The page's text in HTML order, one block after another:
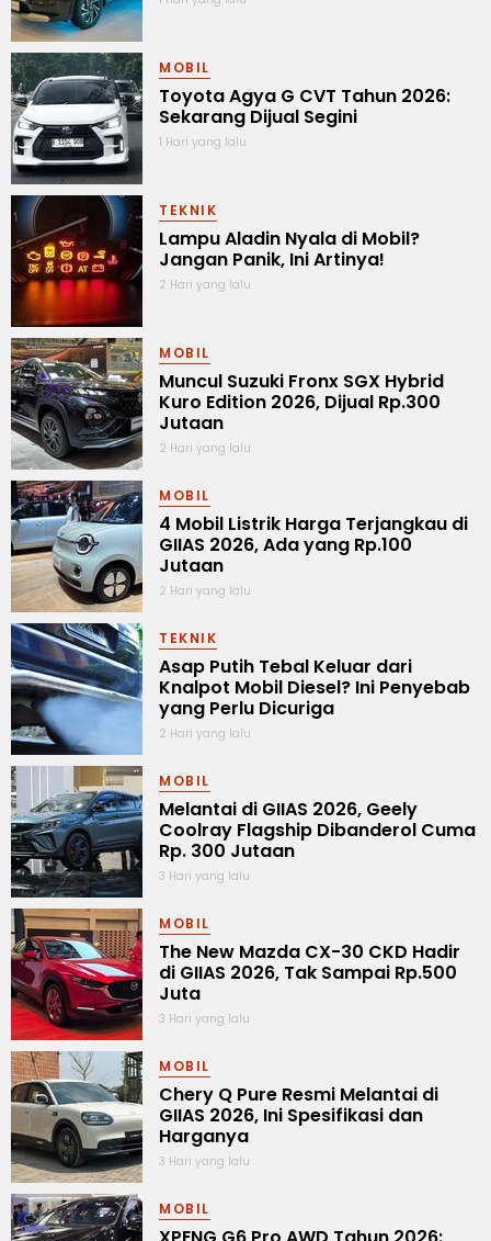
MOBIL
Toyota Agya G CVT Tahun 2026:
Sekarang Dijual Segini
1 Hari yang lalu
TEKNIK
Lampu Aladin Nyala di Mobil?
Jangan Panik, Ini Artinya!
2 Hari yang lalu
MOBIL
Muncul Suzuki Fronx SGX Hybrid
Kuro Edition 2026, Dijual Rp.300
Jutaan
2 Hari yang lalu
MOBIL
4 Mobil Listrik Harga Terjangkau di
GIIAS 2026, Ada yang Rp.100
Jutaan
2 Hari yang lalu
TEKNIK
Asap Putih Tebal Keluar dari
Knalpot Mobil Diesel? Ini Penyebab
yang Perlu Dicuriga
2 Hari yang lalu
MOBIL
Melantai di GIIAS 2026, Geely
Coolray Flagship Dibanderol Cuma
Rp. 300 Jutaan
3 Hari yang lalu
MOBIL
The New Mazda CX-30 CKD Hadir
di GIIAS 2026, Tak Sampai Rp.500
Juta
3 Hari yang lalu
MOBIL
Chery Q Pure Resmi Melantai di
GIIAS 2026, Ini Spesifikasi dan
Harganya
3 Hari yang lalu
MOBIL